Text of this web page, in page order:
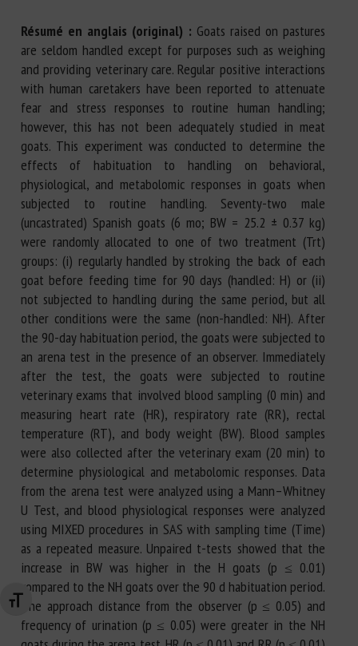
Changer la taille de la police
Résumé en anglais (original) : Goats raised on pastures
are seldom handled except for purposes such as weighing
and providing veterinary care. Regular positive interactions
with human caretakers have been reported to attenuate
fear and stress responses to routine human handling;
however, this has not been adequately studied in meat
goats. This experiment was conducted to determine the
effects of habituation to handling on behavioral,
physiological, and metabolomic responses in goats when
subjected to routine handling. Seventy-two male
(uncastrated) Spanish goats (6 mo; BW = 25.2 ± 0.37 kg)
were randomly allocated to one of two treatment (Trt)
groups: (i) regularly handled by stroking the back of each
goat before feeding time for 90 days (handled: H) or (ii)
not subjected to handling during the same period, but all
other conditions were the same (non-handled: NH). After
the 90-day habituation period, the goats were subjected to
an arena test in the presence of an observer. Immediately
after the test, the goats were subjected to routine
veterinary exams that involved blood sampling (0 min) and
measuring heart rate (HR), respiratory rate (RR), rectal
temperature (RT), and body weight (BW). Blood samples
were also collected after the veterinary exam (20 min) to
determine physiological and metabolomic responses. Data
from the arena test were analyzed using a Mann–Whitney
U Test, and blood physiological responses were analyzed
using MIXED procedures in SAS with sampling time (Time)
as a repeated measure. Unpaired t-tests showed that the
increase in BW was higher in the H goats (p ≤ 0.01)
compared to the NH goats over the 90 d habituation period.
The approach distance from the observer (p ≤ 0.05) and
frequency of urination (p ≤ 0.05) were greater in the NH